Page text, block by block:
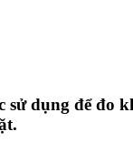
sử dụng để đo